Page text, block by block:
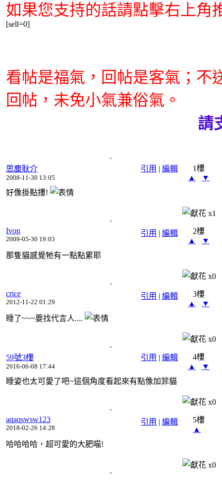
如果您支持的話請點擊右上角
[sell=0]
看帖是福氣，回帖是客氣；不
回帖，未免小氣兼俗氣。
請
引用 | 編輯
思塵耿介
2008-11-30 13:05
1樓
▲
▼
好像掛點摟!
x1
引用 | 編輯
Ivon
2009-05-30 19:03
2樓
▲
▼
那隻貓感覺牠有一點點累耶
x0
引用 | 編輯
crice
2012-11-22 01:29
3樓
▲
▼
睡了~~~要找代言人....
x0
引用 | 編輯
59號3樓
2016-06-08 17:44
4樓
▲
▼
睡姿也太可愛了吧~這個角度看起來有點像加菲貓
x0
引用 | 編輯
aqaqswsw123
2018-02-26 14:28
5樓
▲
哈哈哈哈，超可愛的大肥喵!
x0